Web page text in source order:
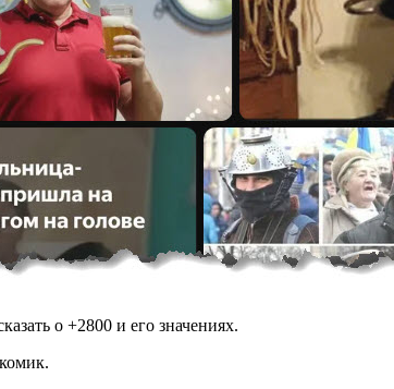
о +2800 и его значениях.